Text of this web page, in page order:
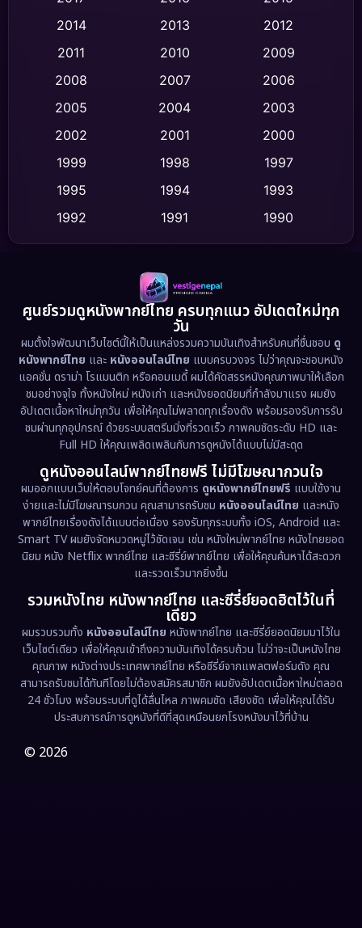
Comedy ตลก (446)
Crime อาชญากรรม (520)
Cult Film
Dance เต้น (10)
Detective สืบสวน (75)
Disaster (13)
Disney+ (5)
Documentary สารคดี (93)
Drama ดราม่า (1,486)
Dystopian (17)
Emotional (61)
Epic มหากาพย์ (221)
Erotic (36)
Family ครอบครัว (369)
Fantasy จินตนาการ (331)
Fiction (9)
Film (57)
Gothic
2014
2013
2012
2011
2010
2009
2008
2007
2006
2005
2004
2003
2002
2001
2000
1999
1998
1997
1995
1994
1993
1992
1991
1990
1989
1988
1986
1983
1978
1962
ศูนย์รวมดูหนังพากย์ไทย ครบทุกแนว อัปเดตใหม่ทุก
วัน
ผมตั้งใจพัฒนาเว็บไซต์นี้ให้เป็นแหล่งรวมความบันเทิงสำหรับคนที่ชื่นชอบ ดู
หนังพากย์ไทย และ หนังออนไลน์ไทย แบบครบวงจร ไม่ว่าคุณจะชอบหนัง
แอคชั่น ดราม่า โรแมนติก หรือคอมเมดี้ ผมได้คัดสรรหนังคุณภาพมาให้เลือก
ชมอย่างจุใจ ทั้งหนังใหม่ หนังเก่า และหนังยอดนิยมที่กำลังมาแรง ผมยัง
อัปเดตเนื้อหาใหม่ทุกวัน เพื่อให้คุณไม่พลาดทุกเรื่องดัง พร้อมรองรับการรับ
ชมผ่านทุกอุปกรณ์ ด้วยระบบสตรีมมิ่งที่รวดเร็ว ภาพคมชัดระดับ HD และ
Full HD ให้คุณเพลิดเพลินกับการดูหนังได้แบบไม่มีสะดุด
ดูหนังออนไลน์พากย์ไทยฟรี ไม่มีโฆษณากวนใจ
ผมออกแบบเว็บให้ตอบโจทย์คนที่ต้องการ ดูหนังพากย์ไทยฟรี แบบใช้งาน
ง่ายและไม่มีโฆษณารบกวน คุณสามารถรับชม หนังออนไลน์ไทย และหนัง
พากย์ไทยเรื่องดังได้แบบต่อเนื่อง รองรับทุกระบบทั้ง iOS, Android และ
Smart TV ผมยังจัดหมวดหมู่ไว้ชัดเจน เช่น หนังใหม่พากย์ไทย หนังไทยยอด
นิยม หนัง Netflix พากย์ไทย และซีรี่ย์พากย์ไทย เพื่อให้คุณค้นหาได้สะดวก
และรวดเร็วมากยิ่งขึ้น
รวมหนังไทย หนังพากย์ไทย และซีรี่ย์ยอดฮิตไว้ในที่
เดียว
ผมรวบรวมทั้ง หนังออนไลน์ไทย หนังพากย์ไทย และซีรี่ย์ยอดนิยมมาไว้ใน
เว็บไซต์เดียว เพื่อให้คุณเข้าถึงความบันเทิงได้ครบถ้วน ไม่ว่าจะเป็นหนังไทย
คุณภาพ หนังต่างประเทศพากย์ไทย หรือซีรี่ย์จากแพลตฟอร์มดัง คุณ
สามารถรับชมได้ทันทีโดยไม่ต้องสมัครสมาชิก ผมยังอัปเดตเนื้อหาใหม่ตลอด
24 ชั่วโมง พร้อมระบบที่ดูได้ลื่นไหล ภาพคมชัด เสียงชัด เพื่อให้คุณได้รับ
ประสบการณ์การดูหนังที่ดีที่สุดเหมือนยกโรงหนังมาไว้ที่บ้าน
© 2026